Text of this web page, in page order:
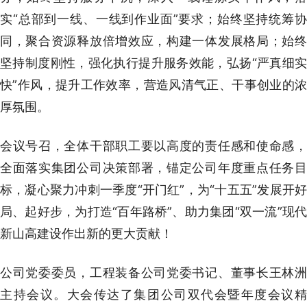
实“总部到一线、一线到作业面”要求；始终坚持统筹协
同，聚合资源释放倍增效应，构建一体发展格局；始终
坚持制度刚性，强化执行提升服务效能，弘扬“严真细实
快”作风，提升工作效率，营造风清气正、干事创业的浓
厚氛围。
会议号召，全体干部职工要以高度的责任感和使命感，
全面落实集团公司决策部署，锚定公司年度重点任务目
标，凝心聚力冲刺一季度“开门红”，为“十五五”发展开好
局、起好步，为打造“百年路桥”、助力集团“双一流”现代
新山高建设作出新的更大贡献！
公司党委委员，工程装备公司党委书记、董事长王林洲
主持会议。大会传达了集团公司双代会暨年度会议精